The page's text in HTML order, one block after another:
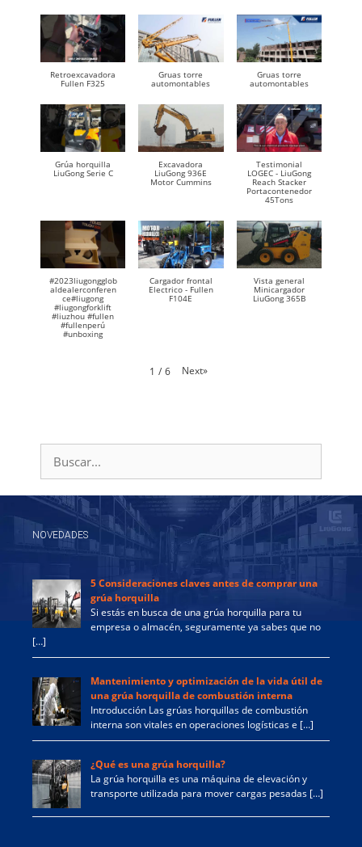
Retroexcavadora
Fullen F325
Gruas torre
automontables
Gruas torre
automontables
Grúa horquilla
LiuGong Serie C
Excavadora
LiuGong 936E
Motor Cummins
Testimonial
LOGEC - LiuGong
Reach Stacker
Portacontenedor
45Tons
#2023liugongglob
aldealerconferen
ce#liugong
#liugongforklift
#liuzhou #fullen
#fullenperú
#unboxing
Cargador frontal
Electrico - Fullen
F104E
Vista general
Minicargador
LiuGong 365B
1 / 6 Next»
NOVEDADES
5 Consideraciones claves antes de comprar una
grúa horquilla
Si estás en busca de una grúa horquilla para tu
empresa o almacén, seguramente ya sabes que no
[…]
Mantenimiento y optimización de la vida útil de
una grúa horquilla de combustión interna
Introducción Las grúas horquillas de combustión
interna son vitales en operaciones logísticas e […]
¿Qué es una grúa horquilla?
La grúa horquilla es una máquina de elevación y
transporte utilizada para mover cargas pesadas […]